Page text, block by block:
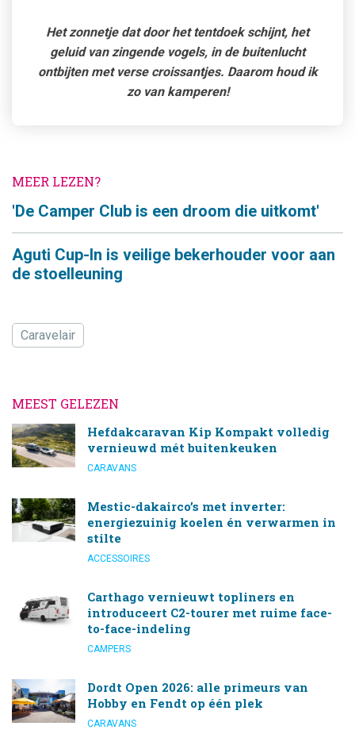
Het zonnetje dat door het tentdoek schijnt, het
geluid van zingende vogels, in de buitenlucht
ontbijten met verse croissantjes. Daarom houd ik
zo van kamperen!
MEER LEZEN?
'De Camper Club is een droom die uitkomt'
Aguti Cup-In is veilige bekerhouder voor aan
de stoelleuning
Caravelair
MEEST GELEZEN
Hefdakcaravan Kip Kompakt volledig
vernieuwd mét buitenkeuken
CARAVANS
Mestic-dakairco’s met inverter:
energiezuinig koelen én verwarmen in
stilte
ACCESSOIRES
Carthago vernieuwt topliners en
introduceert C2-tourer met ruime face-
to-face-indeling
CAMPERS
Dordt Open 2026: alle primeurs van
Hobby en Fendt op één plek
CARAVANS